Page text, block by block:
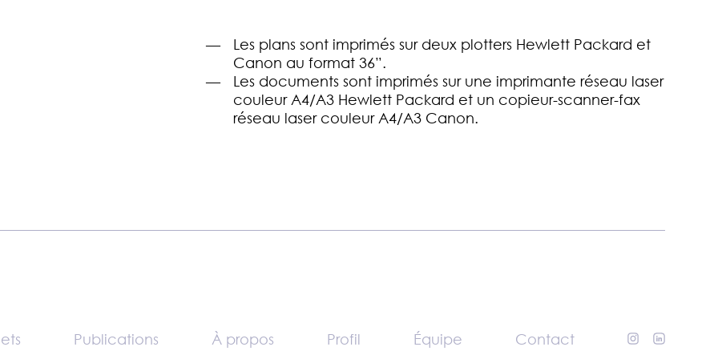
Les plans sont imprimés sur deux plotters Hewlett Packard et
Canon au format 36”.
Les documents sont imprimés sur une imprimante réseau laser
couleur A4/A3 Hewlett Packard et un copieur-scanner-fax
réseau laser couleur A4/A3 Canon.
Publications À propos Profil Équipe Contact